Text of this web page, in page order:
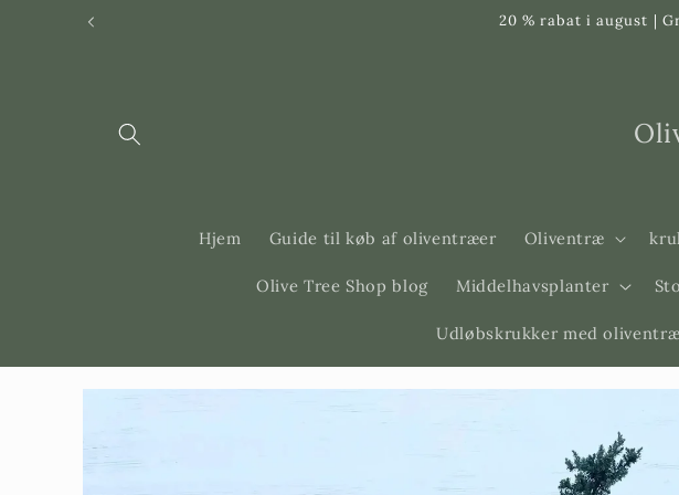
Svenska 20 % rabat i august |
Hjem Guide til køb af oliventræer Oliventræ
Olive Tree Shop blog Middelhavsplanter
Udløbskrukker med